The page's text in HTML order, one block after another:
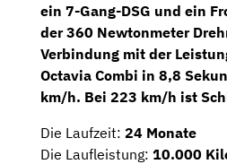
ein 7-Gang-DSG und ein
der 360 Newtonmeter
Verbindung mit der
Octavia Combi in 8,8
km/h. Bei 223 km/h ist
Die Laufzeit: 24 Monate
Die Laufleistung: 10.000